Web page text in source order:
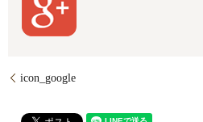
icon_google